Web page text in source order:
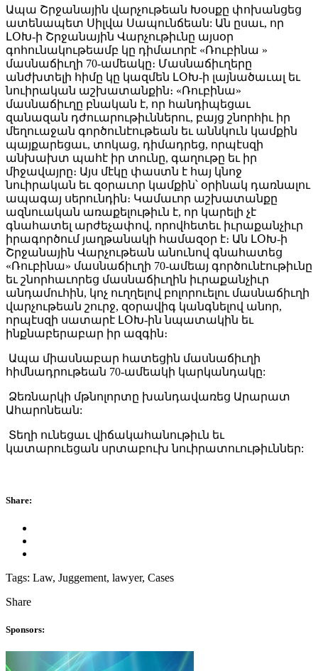
Ապա Շրջանային վարչութեան Խօսքը փոխանցեց
ատենապետ Սիլվա Սապունճեան: Ան ըսաւ, որ
ԼՕԽ-ի Շրջանային Վարչութիւնը այսօր
գոհունակութեամբ կը դիմաւորէ «Ռուբինա »
մասնաճիւղի 70-ամեակը։ Մասնաճիւղերը
անժխտելի հիմը կը կազմեն ԼՕԽ-ի լայնածաւալ եւ
նուիրական աշխատանքին։ «Ռուբինա»
մասնաճիւղը բնական է, որ հանդիպեցաւ
զանազան դժուարութիւններու, բայց շնորհիւ իր
մեղուաջան գործունէութեան եւ աննկուն կամքին
պայքարեցաւ, տոկաց, դիմադրեց, որպէսզի
անխախտ պահէ իր տունը, գաղութը եւ իր
միջավայրը։ Այս մէկը փաստն է հայ կնոջ
նուիրական եւ զօրաւոր կամքին՝ օրինակ դառնալու
ապագայ սերունդին։ Կամաւոր աշխատանքը
ազնուական առաքելութիւն է, որ կարելի չէ
գնահատել արժեչափով, որովհետեւ իւրաքանչիւր
իրագործում յաղթանակի համազօր է։ Ան ԼՕԽ-ի
Շրջանային Վարչութեան անունով գնահատեց
«Ռուբինա» մասնաճիւղի 70-ամեայ գործունէութիւնը
եւ շնորհաւորեց մասնաճիւղին իւրաքանչիւր
անդամուհին, կոչ ուղղելով բոլորուելու մասնաճիւղի
վարչութեան շուրջ, զօրավիգ կանգնելով անոր,
որպէսզի սատարէ ԼՕԽ-ին նպատակին եւ
ինքնաբերաբար իր ազգին։
Ապա միասնաբար հատեցին մասնաճիւղի
հիմնադրութեան 70-ամեակի կարկանդակը:
Ձեռնարկի մթնոլորտը խանդավառեց Արարատ
Ահարոնեան:
Տեղի ունեցաւ վիճակահանութիւն եւ
կատարուեցան սրտաբուխ նուիրատուութիւններ:
Share:
Tags: Law, Juggement, lawyer, Cases
Share
Sponsors: